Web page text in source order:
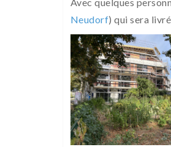
Neudorf) qui sera